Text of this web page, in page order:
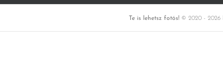
Te is lehetsz fotós! © 2020 - 2026